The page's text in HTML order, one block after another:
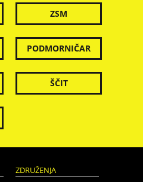
ZSM
PODMORNIČAR
ŠČIT
ZDRUŽENJA